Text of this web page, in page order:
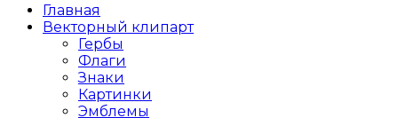
Главная
Векторный клипарт
Гербы
Флаги
Знаки
Картинки
Эмблемы